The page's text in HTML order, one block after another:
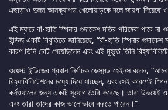
এছাড়াও দুজন আনক্যাপড খেলোয়াড়কে দলে জায়গা দিয়েছে
এই ম্যাচে বাঁ-হাতি স্পিনার গুদাকেশ মতির পরিষেবা পাবে
ইন্ডিজ একটি বিবৃতিতে জানিয়েছে, “বাঁ-হাতি স্পিনার
কারণ তিনি চোট পেয়েছিলেন এবং এই মুহূর্তে তিনি
ওয়েস্ট ইন্ডিজের প্রধান নির্বাচক ডেসমন্ড হেইনস বলেন,
রিহ্যাবিলিটেশনের মধ্যে দিয়ে যাচ্ছেন, এবং সেই কারণেই
কর্নওয়ালের জন্য একটি সুযোগ তৈরি করেছে। তারা উভয়েই
এবং তারা তাদের কাজ ভালোভাবে করতে পারেন।”